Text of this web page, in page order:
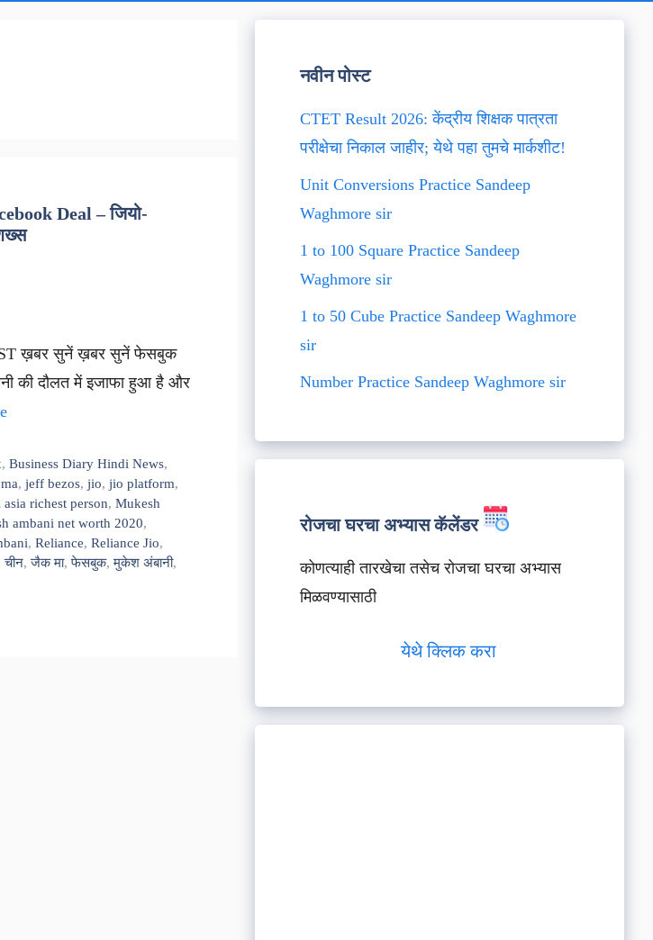
Deal – जियो-
IST ख़बर सुनें ख़बर सुनें फेसबुक
की दौलत में इजाफा हुआ है और
,Business Diary Hindi News,
, jeff bezos, jio, jio platform,
richest person, Mukesh
ambani net worth 2020,
, Reliance, Reliance Jio,
चीन,जैक मा,फेसबुक,मुकेश अंबानी,
नवीन पोस्ट
CTET Result 2026: केंद्रीय शिक्षक पात्रता
परीक्षेचा निकाल जाहीर; येथे पहा तुमचे मार्कशीट!
Unit Conversions Practice Sandeep
Waghmore sir
1 to 100 Square Practice Sandeep
Waghmore sir
1 to 50 Cube Practice Sandeep Waghmore
sir
Number Practice Sandeep Waghmore sir
रोजचा घरचा अभ्यास कॅलेंडर
कोणत्याही तारखेचा तसेच रोजचा घरचा अभ्यास
मिळवण्यासाठी
येथे क्लिक करा